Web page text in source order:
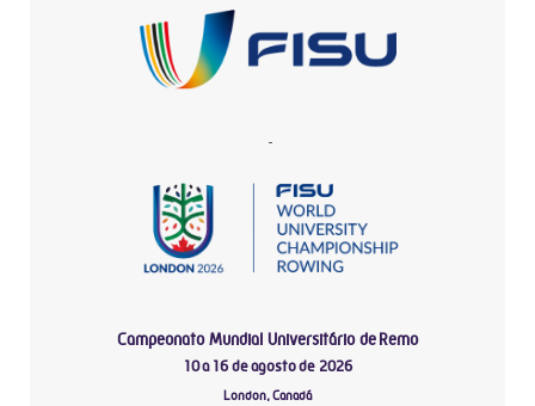
-
Campeonato Mundial Universitário de Remo
10 a 16 de agosto de 2026
London, Canadá